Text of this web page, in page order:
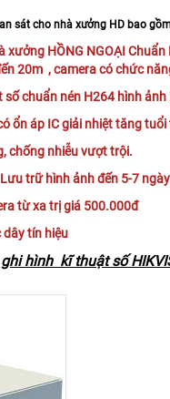
sát cho nhà xưởng HD bao
xưởng HỒNG NGOẠI
20m , camera có chức
chuẩn nén H264 hình
ổn áp IC giải nhiệt tăng
chống nhiễu vượt trội.
trữ hình ảnh đến 5-7
từ xa trị giá 500.000đ
dây tín hiệu
hình kĩ thuật số